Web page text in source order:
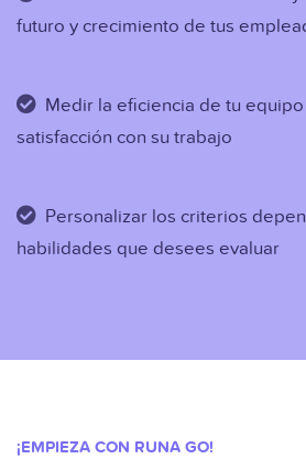
futuro y crecimiento de tus
Medir la eficiencia de tu
satisfacción con su trabajo
Personalizar los criterios
habilidades que desees evaluar
¡EMPIEZA CON RUNA GO!